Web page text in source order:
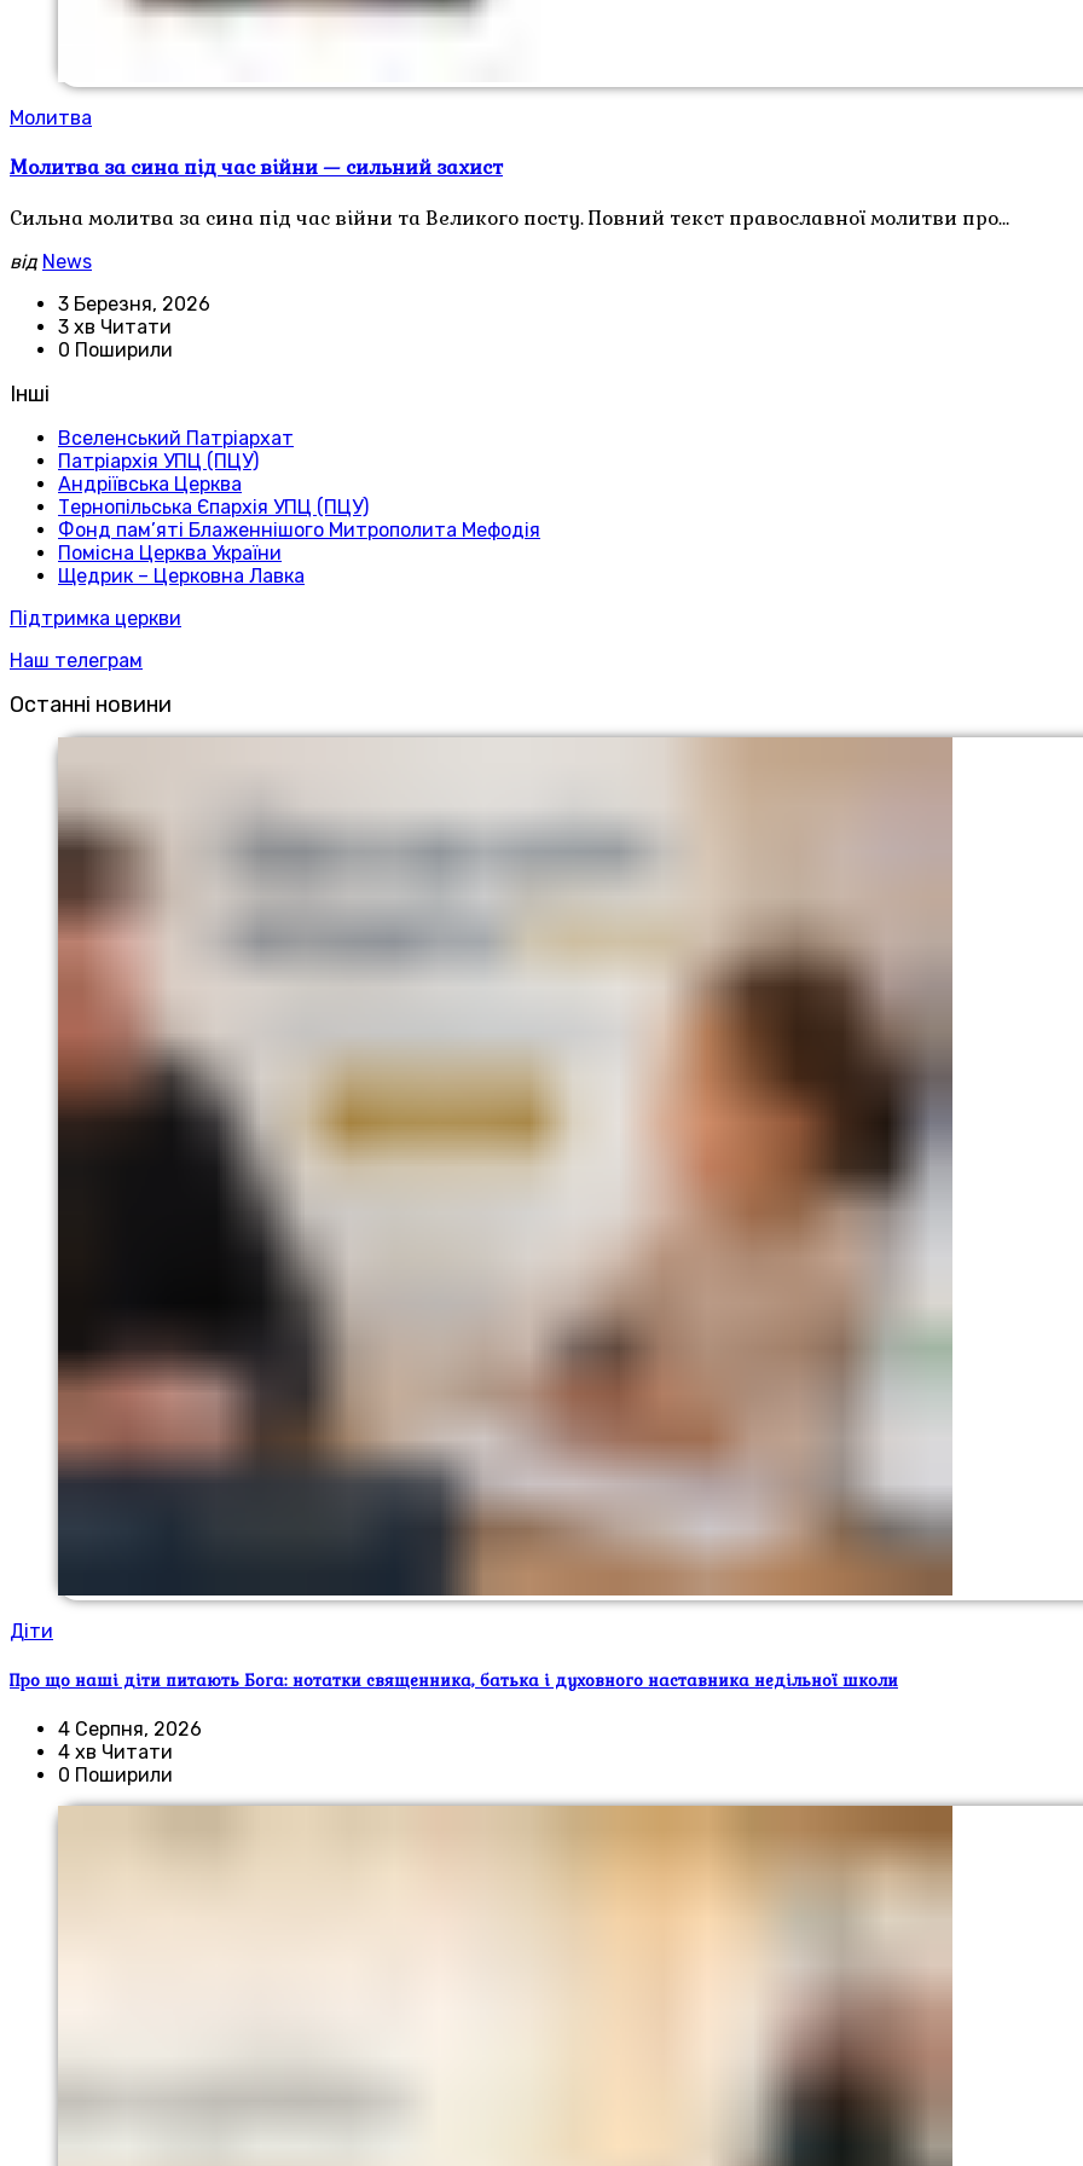
Молитва
Молитва за сина під час війни — сильний захист
Сильна молитва за сина під час війни та Великого посту. Повний текст православної молитви про…
від News
3 Березня, 2026
3 хв Читати
0 Поширили
Інші
Вселенський Патріархат
Патріархія УПЦ (ПЦУ)
Андріївська Церква
Тернопільська Єпархія УПЦ (ПЦУ)
Фонд пам’яті Блаженнішого Митрополита Мефодія
Помісна Церква України
Щедрик – Церковна Лавка
Підтримка церкви
Наш телеграм
Останні новини
Діти
Про що наші діти питають Бога: нотатки священника, батька і духовного наставника недільної школи
4 Серпня, 2026
4 хв Читати
0 Поширили